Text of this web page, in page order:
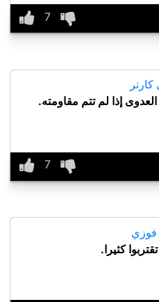
إذا لم تتم مقاومته.
فوزي
كثيرا.